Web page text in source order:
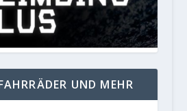
UND MEHR